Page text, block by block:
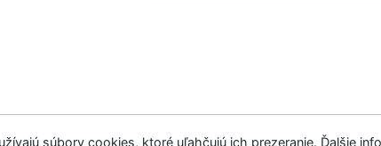
súbory cookies, ktoré uľahčujú ich prezeranie. Ďalšie